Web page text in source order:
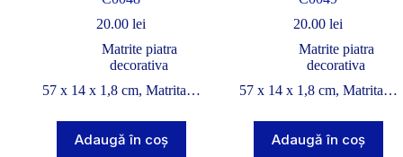
20.00 lei
Matrite piatra
decorativa
57 x 14 x 1,8 cm, Matrita…
Adaugă în coș
20.00 lei
Matrite piatra
decorativa
57 x 14 x 1,8 cm, Matrita…
Adaugă în coș